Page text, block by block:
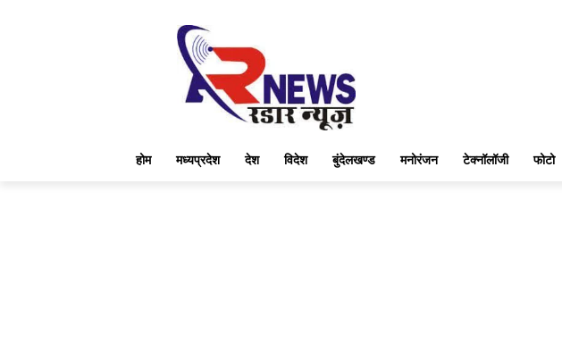
होम मध्यप्रदेश देश विदेश बुंदेलखण्ड मनोरंजन टेक्नॉलॉजी फोटो